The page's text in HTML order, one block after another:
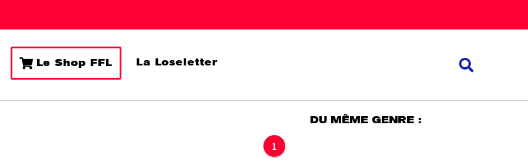
Le Shop FFL La Loseletter
DU MÊME GENRE :
1